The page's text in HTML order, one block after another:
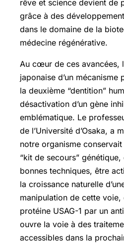
rêve et science devient de
grâce à des
dans le domaine de la
médecine régénérative.
Au cœur de ces avancées,
japonaise d’un
la deuxième “dentition”
désactivation d’un gène
emblématique. Le
de l’Université d’Osaka, a
notre organisme
“kit de secours”
bonnes techniques, être
la croissance naturelle
manipulation de cette voie,
protéine USAG-1 par un
ouvre la voie à des
accessibles dans la